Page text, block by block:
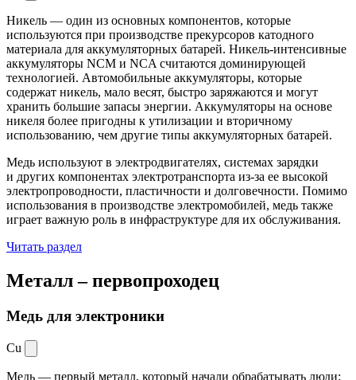
Никель — один из основных компонентов, которые
используются при производстве прекурсоров катодного
материала для аккумуляторных батарей. Никель-интенсивные
аккумуляторы NCM и NCA считаются доминирующей
технологией. Автомобильные аккумуляторы, которые
содержат никель, мало весят, быстро заряжаются и могут
хранить большие запасы энергии. Аккумуляторы на основе
никеля более пригодны к утилизации и вторичному
использованию, чем другие типы аккумуляторных батарей.
Медь используют в электродвигателях, системах зарядки
и других компонентах электротранспорта из-за ее высокой
электропроводности, пластичности и долговечности. Помимо
использования в производстве электромобилей, медь также
играет важную роль в инфраструктуре для их обслуживания.
Читать раздел
Металл –первопроходец
Медь для электроники
Cu
Медь — первый металл, который начали обрабатывать люди: